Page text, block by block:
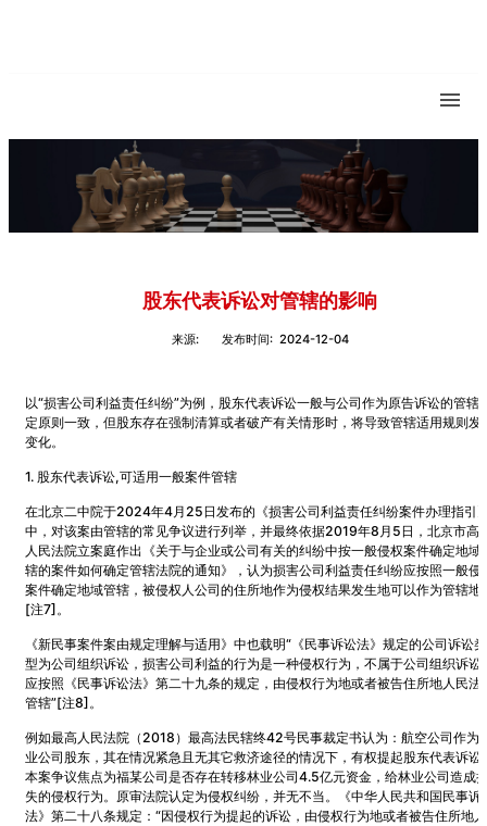
股东代表诉讼对管辖的影响
来源: 发布时间: 2024-12-04
以“损害公司利益责任纠纷”为例，股东代表诉讼一般与公司作为原告诉讼的管辖
定原则一致，但股东存在强制清算或者破产有关情形时，将导致管辖适用规则发
变化。
1. 股东代表诉讼,可适用一般案件管辖
在北京二中院于2024年4月25日发布的《损害公司利益责任纠纷案件办理指引
中，对该案由管辖的常见争议进行列举，并最终依据2019年8月5日，北京市高
人民法院立案庭作出《关于与企业或公司有关的纠纷中按一般侵权案件确定地域
辖的案件如何确定管辖法院的通知》，认为损害公司利益责任纠纷应按照一般侵
案件确定地域管辖，被侵权人公司的住所地作为侵权结果发生地可以作为管辖地
[注7]。
《新民事案件案由规定理解与适用》中也载明“《民事诉讼法》规定的公司诉讼类
型为公司组织诉讼，损害公司利益的行为是一种侵权行为，不属于公司组织诉讼
应按照《民事诉讼法》第二十九条的规定，由侵权行为地或者被告住所地人民法
管辖”[注8]。
例如最高人民法院（2018）最高法民辖终42号民事裁定书认为：航空公司作为
业公司股东，其在情况紧急且无其它救济途径的情况下，有权提起股东代表诉讼
本案争议焦点为福某公司是否存在转移林业公司4.5亿元资金，给林业公司造成
失的侵权行为。原审法院认定为侵权纠纷，并无不当。《中华人民共和国民事诉
法》第二十八条规定：“因侵权行为提起的诉讼，由侵权行为地或者被告住所地人